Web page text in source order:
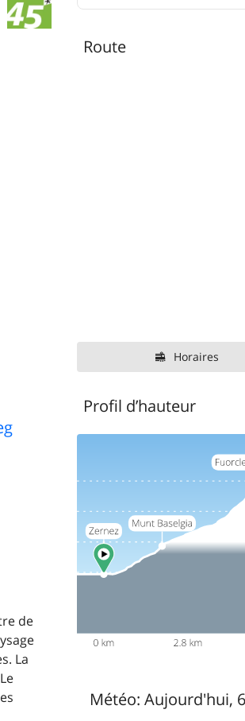
de
La
Route
Horaires
Profil d’hauteur
Météo: Aujourd'hui,